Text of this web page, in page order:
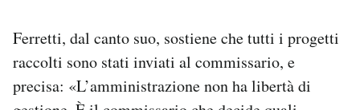
Ferretti, dal canto suo, sostiene che tutti i progetti
raccolti sono stati inviati al commissario, e
precisa: «L’amministrazione non ha libertà di